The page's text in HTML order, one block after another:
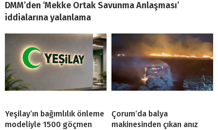
DMM’den ‘Mekke Ortak Savunma Anlaşması’
iddialarına yalanlama
Yeşilay’ın bağımlılık önleme
modeliyle 1500 göçmen
Çorum’da balya
makinesinden çıkan anız